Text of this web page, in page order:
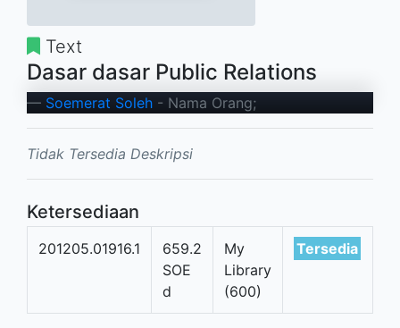
Text
Dasar dasar Public Relations
Soemerat Soleh - Nama Orang;
Tidak Tersedia Deskripsi
Ketersediaan
201205.01916.1
659.2
SOE
d
My
Library
(600)
Tersedia